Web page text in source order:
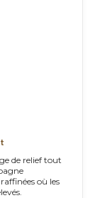
de relief tout
où les